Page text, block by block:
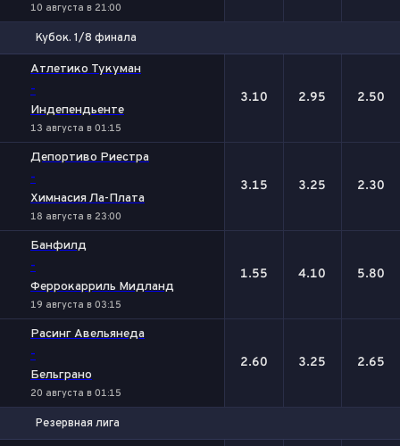
10 августа в 21:00
Кубок. 1/8 финала
Атлетико Тукуман
-
Индепендьенте
13 августа в 01:15
3.10 2.95 2.50
Депортиво Риестра
-
Химнасия Ла-Плата
18 августа в 23:00
3.15 3.25 2.30
Банфилд
-
Феррокарриль Мидланд
19 августа в 03:15
1.55 4.10 5.80
Расинг Авельянеда
-
Бельграно
20 августа в 01:15
2.60 3.25 2.65
Резервная лига